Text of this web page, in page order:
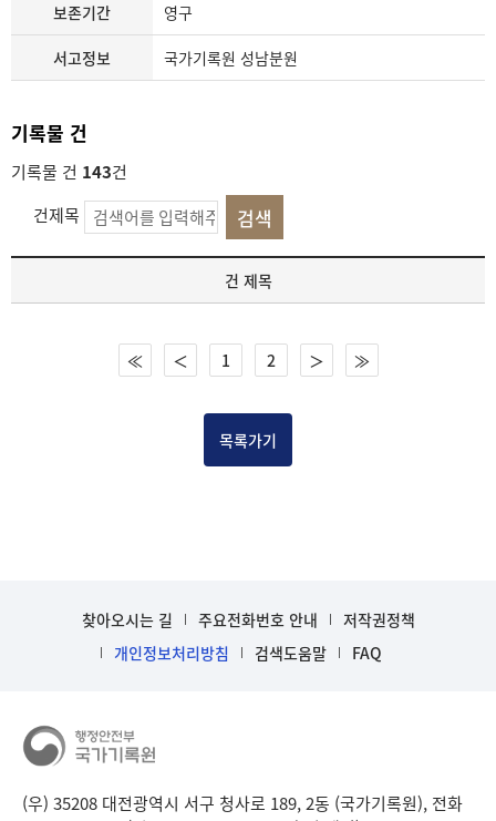
보존기간 영구
서고정보 국가기록원 성남분원
기록물 건
기록물 건 143건
건제목
표
입
다.
건 제목
≪ ＜ 1 2 ＞ ≫
목록가기
찾아오시는 길 주요전화번호 안내
저작권정책
개인정보처리방침
검색도움말 FAQ
(우) 35208 대전광역시 서구 청사로 189, 2동 (국가기록원), 전화